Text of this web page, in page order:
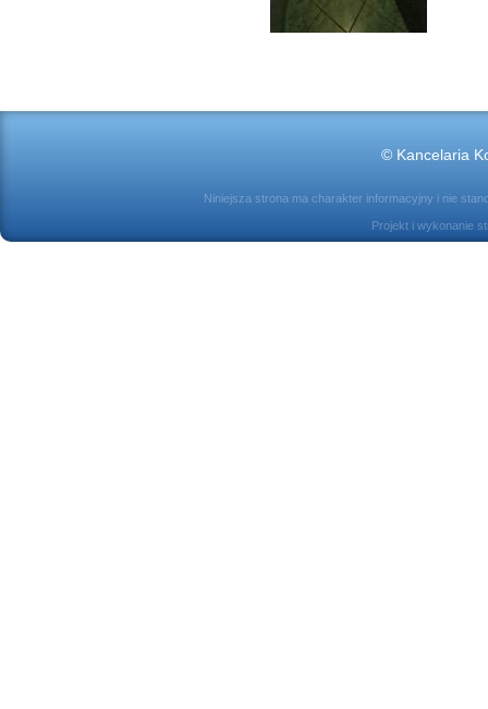
© Kancelaria
Niniejsza strona ma charakter informacyjny i nie
Projekt i wykonanie